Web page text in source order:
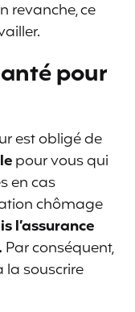
revanche, ce
pour
est obligé de
pour vous qui
en cas
chômage
l’assurance
Par conséquent,
la souscrire